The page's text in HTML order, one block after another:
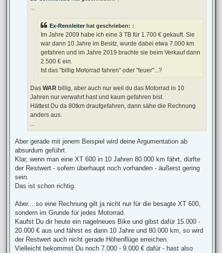
...
Ex-Rennleiterhat geschrieben: ↑
Im Jahre 2009 habe ich eine 3 TB für 1.700 € gekauft. Sie
war dann 10 Jahre im Besitz, wurde dabei etwa 7.000 km
gefahren und im Jahre 2019 brachte sie beim Verkauf dann
2.500 € ein.
Ist das "billig Motorrad fahren" oder "teuer"...?
Das WAR billig, aber auch nur weil du das Motorrad in 10
Jahren nur verwahrt hast und kaum gefahren bist.
Hättest Du da 80tkm draufgefahren, dann sähe die Rechnung
anders aus.
...
Aber gerade mit jenem Beispiel wird deine Argumentation ab
absurdum geführt.
Klar, wenn man eine XT 600 in 10 Jahren 80.000 km fährt, dürfte
der Restwert - sofern überhaupt noch vorhanden - äußerst gering
sein.
Das ist schon richtig.
Aber....so eine Rechnung gilt ja nicht nur für die besagte XT 600,
sondern im Grunde für jedes Motorrad.
Kaufst Du dir heute ein nagelneues Bike und gibst dafür 15.000 -
20.000 € aus und fährst es dann 10 Jahre und 80.000 km, so wird
der Restwert auch nicht gerade Höhenflüge erreichen.
Vielleicht bekommst Du noch 7.000 - 9.000 € dafür - hast also